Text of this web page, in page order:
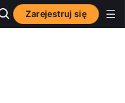
Zarejestruj się